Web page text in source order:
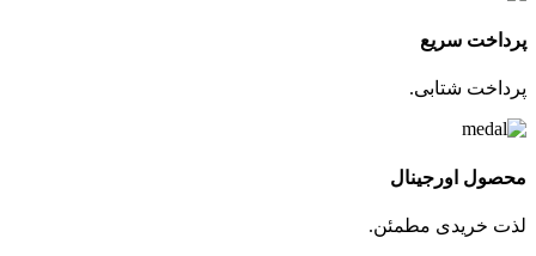
پرداخت سریع
پرداخت شتابی.
محصول اورجینال
لذت خریدی مطمئن.